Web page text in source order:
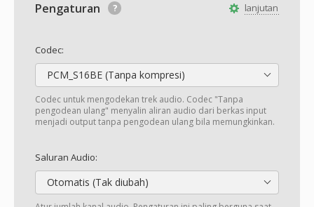
lanjutan
Pengaturan
Codec:
PCM_S16BE (Tanpa kompresi)
Codec untuk mengodekan trek audio. Codec "Tanpa
pengodean ulang" menyalin aliran audio dari berkas input
menjadi output tanpa pengodean ulang bila memungkinkan.
Saluran Audio:
Otomatis (Tak diubah)